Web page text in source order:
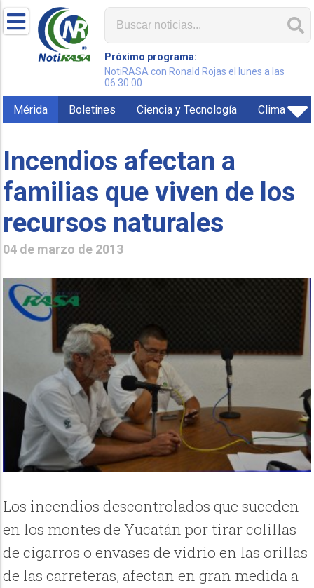
Próximo programa:
NotiRASA con Ronald Rojas el lunes a las
06:30:00
Mérida Boletines Ciencia y Tecnología Clima
Incendios afectan a
familias que viven de los
recursos naturales
04 de marzo de 2013
Los incendios descontrolados que suceden
en los montes de Yucatán por tirar colillas
de cigarros o envases de vidrio en las orillas
de las carreteras, afectan en gran medida a